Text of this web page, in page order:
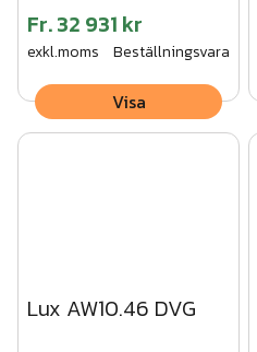
Fr.32 931 kr
exkl.moms Beställningsvara
Visa
Lux AW10.46 DVG